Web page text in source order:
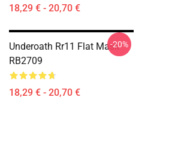
18,29 € - 20,70 €
Underoath Rr11 Flat Mask
RB2709
18,29 € - 20,70 €
-20%